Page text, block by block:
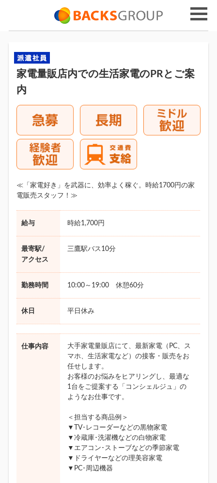
家電量販店内での生活家電のPRとご案
内
≪「家電好き」を武器に、効率よく稼ぐ。時給1700円の家
電販売スタッフ！≫
給与 時給1,700円
最寄駅/
アクセス
三鷹駅バス10分
勤務時間 10:00～19:00 休憩60分
休日 平日休み
仕事内容
大手家電量販店にて、最新家電（PC、ス
マホ、生活家電など）の接客・販売をお
任せします。
お客様のお悩みをヒアリングし、最適な
1台をご提案する「コンシェルジュ」の
ようなお仕事です。
＜担当する商品例＞
▼TV･レコーダーなどの黒物家電
▼冷蔵庫･洗濯機などの白物家電
▼エアコン･ストーブなどの季節家電
▼ドライヤーなどの理美容家電
▼PC･周辺機器